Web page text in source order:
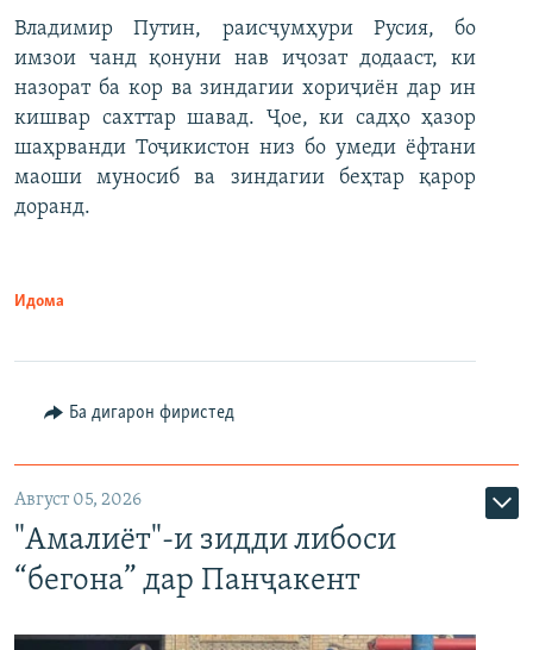
Владимир Путин, раисҷумҳури Русия, бо
имзои чанд қонуни нав иҷозат додааст, ки
назорат ба кор ва зиндагии хориҷиён дар ин
кишвар сахттар шавад. Ҷое, ки садҳо ҳазор
шаҳрванди Тоҷикистон низ бо умеди ёфтани
маоши муносиб ва зиндагии беҳтар қарор
доранд.
Идома
Ба дигарон фиристед
Август 05, 2026
"Амалиёт"-и зидди либоси
“бегона” дар Панҷакент